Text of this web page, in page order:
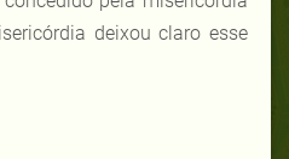
deixou claro esse